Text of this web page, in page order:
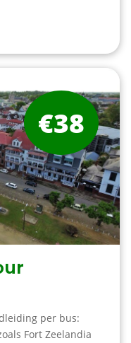
per bus:
Fort Zeelandia
€38